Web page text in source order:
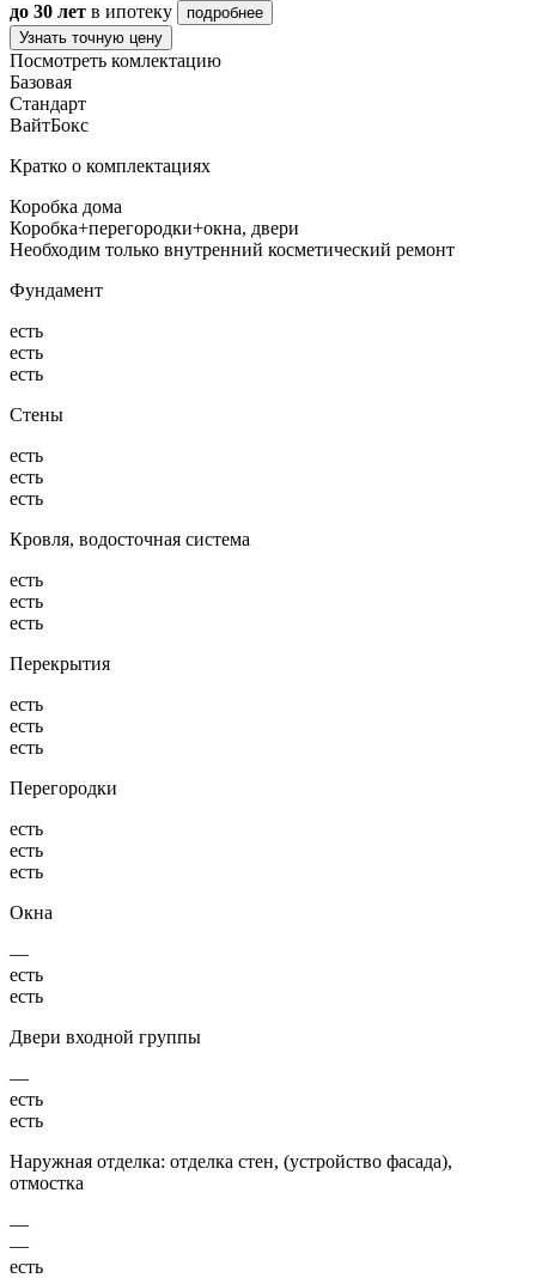
до 30 лет в ипотеку
подробнее
Узнать точную цену
Посмотреть комлектацию
Базовая
Стандарт
ВайтБокс
Кратко о комплектациях
Коробка дома
Коробка+перегородки+окна, двери
Необходим только внутренний косметический ремонт
Фундамент
есть
есть
есть
Стены
есть
есть
есть
Кровля, водосточная система
есть
есть
есть
Перекрытия
есть
есть
есть
Перегородки
есть
есть
есть
Окна
—
есть
есть
Двери входной группы
—
есть
есть
Наружная отделка: отделка стен, (устройство фасада),
отмостка
—
—
есть